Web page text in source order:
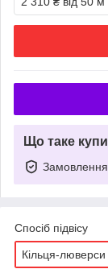
Що таке
Замовлення
Спосіб підвісу
Кільця-люверси